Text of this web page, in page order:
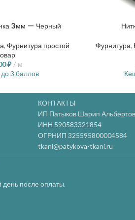
3мм — Черный
, Фурнитура простой
₽
м
до 3 баллов
Фурнитура,
КОНТАКТЫ
ИП Патыков Шарип
ИНН 590583321854
ОГРНИП 325595800004584
tkani@patykova-tkani.ru
день после оплаты.